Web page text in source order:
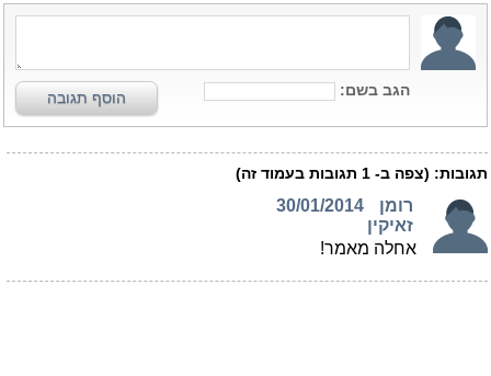
הגב בשם: הוסף תגובה
תגובות: (צפה ב- 1 תגובות בעמוד זה)
רומן
זאיקין
30/01/2014
אחלה מאמר!